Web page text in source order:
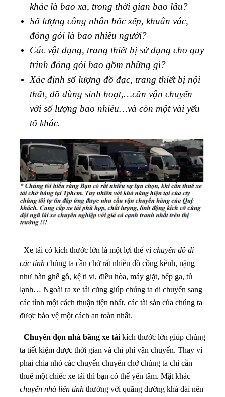
khác là bao xa, trong thời gian bao lâu?
Số lượng công nhân bốc xếp, khuân vác,
đóng gói là bao nhiêu người?
Các vật dụng, trang thiết bị sử dụng cho quy
trình đóng gói bao gồm những gì?
Xác định số lượng đồ đạc, trang thiết bị nội
thất, đồ dùng sinh hoạt,…cần vận chuyển
với số lượng bao nhiêu…và còn một vài yếu
tố khác.
Xe tải có kích thước lớn là một lợi thế vì chuyển đồ đi
các tỉnh chúng ta cần chở rất nhiều đồ cồng kềnh, nặng
như bàn ghế gỗ, kệ ti vi, điều hòa, máy giặt, bếp ga, tủ
lạnh… Ngoài ra xe tải cũng giúp chúng ta di chuyển sang
các tỉnh một cách thuận tiện nhất, các tài sản của chúng ta
được bảo vệ một cách an toàn nhất.
Chuyển dọn nhà bằng xe tải kích thước lớn giúp chúng
ta tiết kiệm được thời gian và chi phí vận chuyển. Thay vì
phải chia nhỏ các chuyến chuyên chở chúng ta chỉ cần
thuê một chiếc xe tải thì bạn có thể yên tâm. Mặt khác
chuyển nhà liên tỉnh thường với quãng đường khá dài nên